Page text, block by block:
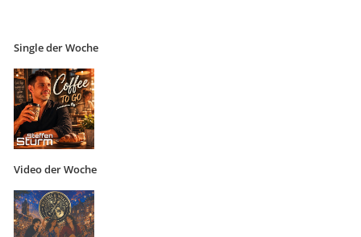
Single der Woche
Video der Woche